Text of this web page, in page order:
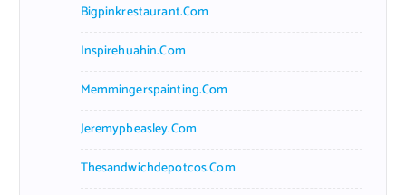
Bigpinkrestaurant.com
Inspirehuahin.com
Memmingerspainting.com
Jeremypbeasley.com
Thesandwichdepotcos.com